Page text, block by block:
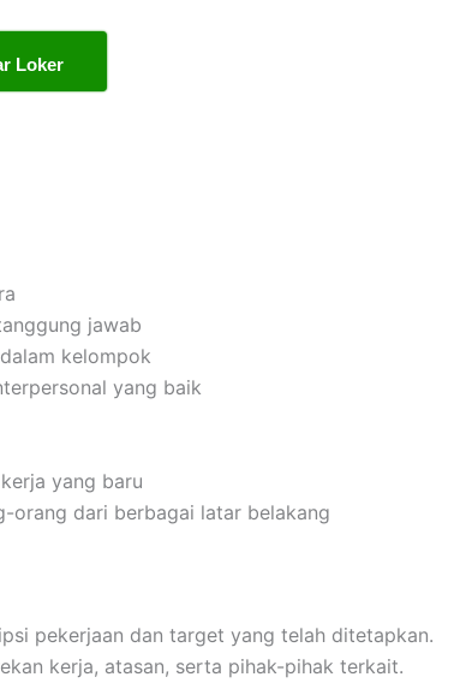
Loker
jawab
kelompok
yang baik
yang baru
orang dari berbagai latar belakang
pekerjaan dan target yang telah ditetapkan.
kerja, atasan, serta pihak-pihak terkait.